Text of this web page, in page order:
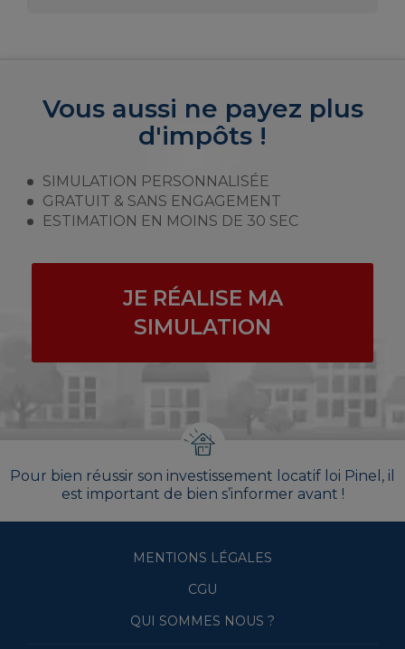
Vous aussi ne payez plus
d'impôts !
SIMULATION PERSONNALISÉE
GRATUIT & SANS ENGAGEMENT
ESTIMATION EN MOINS DE 30 SEC
JE RÉALISE MA
SIMULATION
Pour bien réussir son investissement locatif loi Pinel, il
est important de bien s’informer avant !
MENTIONS LÉGALES
CGU
QUI SOMMES NOUS ?